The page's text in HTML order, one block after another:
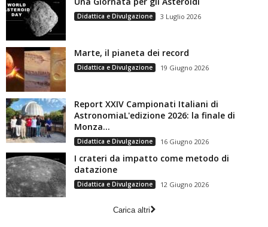
Didattica e Divulgazione 3 Luglio 2026
Marte, il pianeta dei record
Didattica e Divulgazione 19 Giugno 2026
Report XXIV Campionati Italiani di
AstronomiaL'edizione 2026: la finale di
Monza...
Didattica e Divulgazione 16 Giugno 2026
I crateri da impatto come metodo di
datazione
Didattica e Divulgazione 12 Giugno 2026
Carica altri